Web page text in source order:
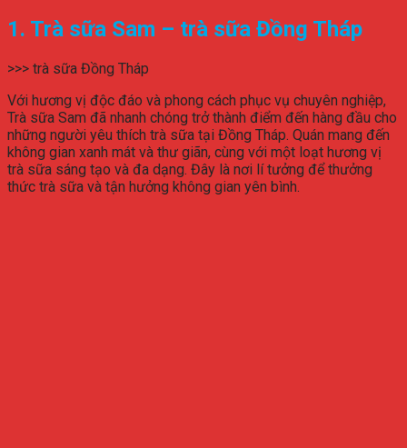
1. Trà sữa Sam – trà sữa Đồng Tháp
>>> trà sữa Đồng Tháp
Với hương vị độc đáo và phong cách phục vụ chuyên nghiệp,
Trà sữa Sam đã nhanh chóng trở thành điểm đến hàng đầu cho
những người yêu thích trà sữa tại Đồng Tháp. Quán mang đến
không gian xanh mát và thư giãn, cùng với một loạt hương vị
trà sữa sáng tạo và đa dạng. Đây là nơi lí tưởng để thưởng
thức trà sữa và tận hưởng không gian yên bình.